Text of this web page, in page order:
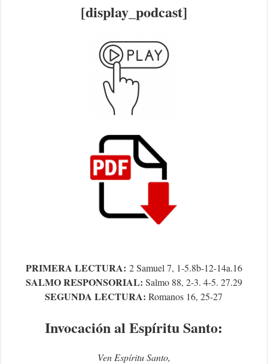
[display_podcast]
PRIMERA LECTURA: 2 Samuel 7, 1-5.8b-12-14a.16
SALMO RESPONSORIAL: Salmo 88, 2-3. 4-5. 27.29
SEGUNDA LECTURA:Romanos 16, 25-27
Invocación al Espíritu Santo:
Ven Espíritu Santo,